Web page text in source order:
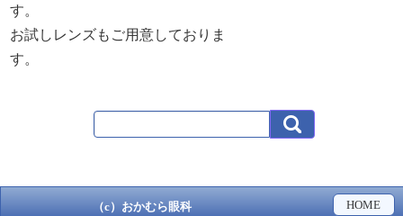
す。
お試しレンズもご用意しておりま
す。
（c）おかむら眼科 HOME